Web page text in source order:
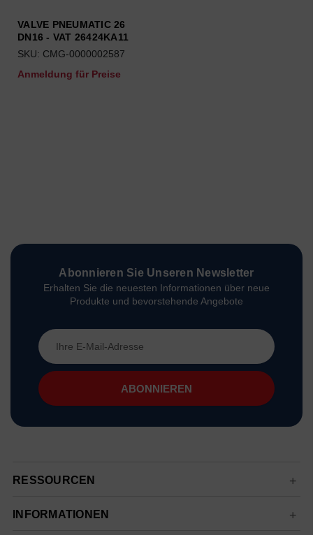
VALVE PNEUMATIC 26
DN16 - VAT 26424KA11
SKU: CMG-0000002587
Anmeldung für Preise
Abonnieren Sie Unseren Newsletter
Erhalten Sie die neuesten Informationen über neue
Produkte und bevorstehende Angebote
E-
Mail-
Adresse
RESSOURCEN
INFORMATIONEN